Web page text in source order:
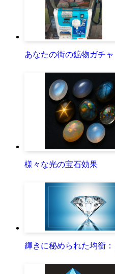
あなたの街の鉱物ガチャ
様々な光の宝石効果
輝きに秘められた均衡